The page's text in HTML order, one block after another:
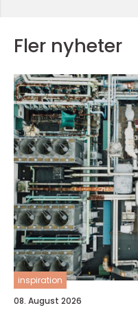
Fler nyheter
inspiration
08. August 2026